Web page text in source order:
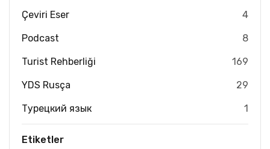
Çeviri Eser 4
Podcast 8
Turist Rehberliği 169
YDS Rusça 29
Турецкий язык 1
Etiketler